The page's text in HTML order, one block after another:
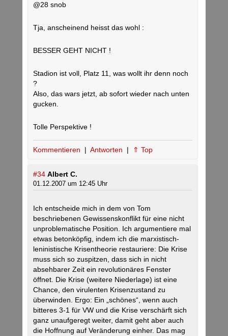
@28 snob
Tja, anscheinend heisst das wohl :
BESSER GEHT NICHT !
Stadion ist voll, Platz 11, was wollt ihr denn noch
?
Also, das wars jetzt, ab sofort wieder nach unten
gucken.
Tolle Perspektive !
Kommentieren | Antworten | ⇑ Top
#34 Albert C.
01.12.2007 um 12:45 Uhr
Ich entscheide mich in dem von Tom
beschriebenen Gewissenskonflikt für eine nicht
unproblematische Position. Ich argumentiere mal
etwas betonköpfig, indem ich die marxistisch-
leninistische Krisentheorie restauriere: Die Krise
muss sich so zuspitzen, dass sich in nicht
absehbarer Zeit ein revolutionäres Fenster
öffnet. Die Krise (weitere Niederlage) ist eine
Chance, den virulenten Krisenzustand zu
überwinden. Ergo: Ein „schönes“, wenn auch
bitteres 3-1 für VW und die Krise verschärft sich
ganz unaufgeregt weiter, damit geht aber auch
die Hoffnung auf Veränderung einher. Das mag